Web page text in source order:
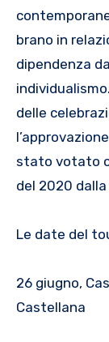
brano in
dipendenza
delle
stato votato
del 2020
Le date del
26 giugno,
Castellana